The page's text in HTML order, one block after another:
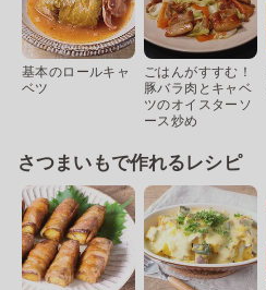
基本のロールキャ
ベツ
ごはんがすすむ！
豚バラ肉とキャベ
ツのオイスターソ
ース炒め
さつまいもで作れるレシピ